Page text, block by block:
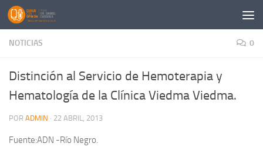
Saltar al contenido
NOTICIAS 0
Distinción al Servicio de Hemoterapia y
Hematología de la Clínica Viedma Viedma.
POR ADMIN · 22 ABRIL, 2013
Fuente:ADN -Río Negro.